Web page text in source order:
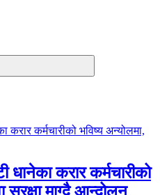
धानेका करार कर्मचारीको
सुरक्षा माग्दै आन्दोलन